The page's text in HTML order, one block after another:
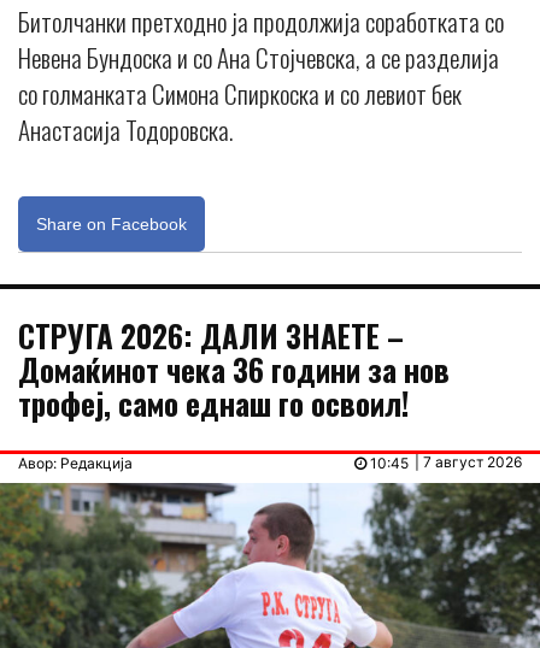
Битолчанки претходно ја продолжија соработката со
Невена Бундоска и со Ана Стојчевска, а се разделија
со голманката Симона Спиркоска и со левиот бек
Анастасија Тодоровска.
Share on Facebook
СТРУГА 2026: ДАЛИ ЗНАЕТЕ –
Домаќинот чека 36 години за нов
трофеј, само еднаш го освоил!
Авор: Редакција | 7 август 2026
10:45